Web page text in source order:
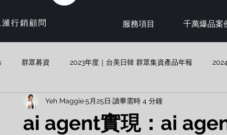
濰行銷顧問 服務項目 千萬爆品案
群眾募資 2023年度｜台美日韓 群眾集資產品年報
Marketing AI Agent
ai agent實現：ai
Yeh Maggie5月25日 讀畢需時 4 分鐘